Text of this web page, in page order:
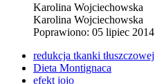
Karolina Wojciechowska
Karolina Wojciechowska
Poprawiono: 05 lipiec 2014
redukcja tkanki tłuszczowej
Dieta Montignaca
efekt jojo